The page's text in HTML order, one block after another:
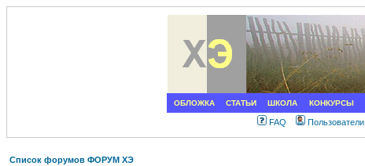
ОБЛОЖКА СТАТЬИ ШКОЛА КОНКУРСЫ
FAQ Пользователи
Список форумов ФОРУМ ХЭ